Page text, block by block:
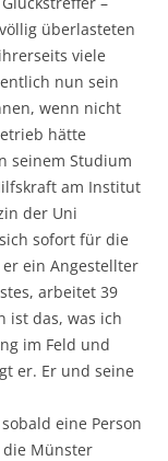
überlasteten
viele
nun sein
wenn nicht
hätte
seinem Studium
am Institut
der Uni
sofort für die
ein Angestellter
arbeitet 39
ist das, was ich
im Feld und
er. Er und seine
eine Person
Münster